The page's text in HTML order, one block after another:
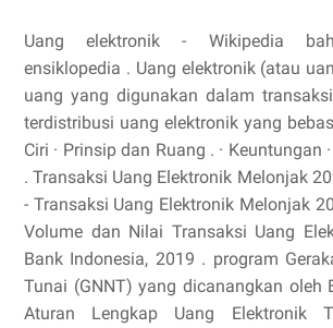
Uang elektronik - Wikipedia
ensiklopedia . Uang elektronik (atau
uang yang digunakan dalam
terdistribusi uang elektronik yang
‎Ciri · ‎Prinsip dan Ruang . · ‎Keuntungan
. Transaksi Uang Elektronik Melonjak
- Transaksi Uang Elektronik Melonjak
Volume dan Nilai Transaksi Uang
Bank Indonesia, 2019 . program
Tunai (GNNT) yang dicanangkan oleh
Aturan Lengkap Uang Elektronik